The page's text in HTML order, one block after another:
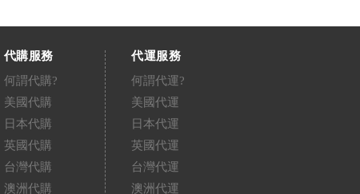
代購服務
何謂代購?
美國代購
日本代購
英國代購
台灣代購
澳洲代購
代運服務
何謂代運?
美國代運
日本代運
英國代運
台灣代運
澳洲代運